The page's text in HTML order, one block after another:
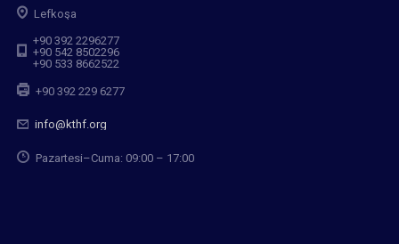
Lefkoşa
+90 392 2296277
+90 542 8502296
+90 533 8662522
+90 392 229 6277
info@kthf.org
Pazartesi–Cuma: 09:00 – 17:00